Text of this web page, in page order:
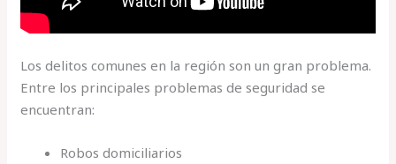
Los delitos comunes en la región son un gran problema.
Entre los principales problemas de seguridad se
encuentran:
Robos domiciliarios